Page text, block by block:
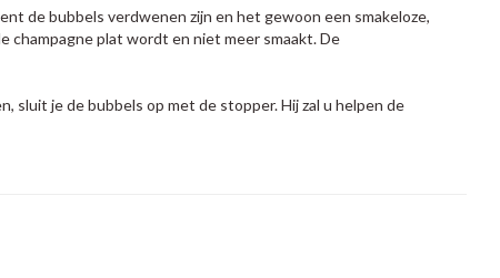
de bubbels verdwenen zijn en het gewoon een smakeloze,
plat wordt en niet meer smaakt. De
sluit je de bubbels op met de stopper. Hij zal u helpen de